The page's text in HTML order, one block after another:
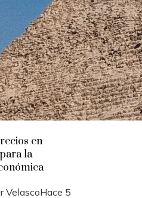
en
la
VelascoHace 5